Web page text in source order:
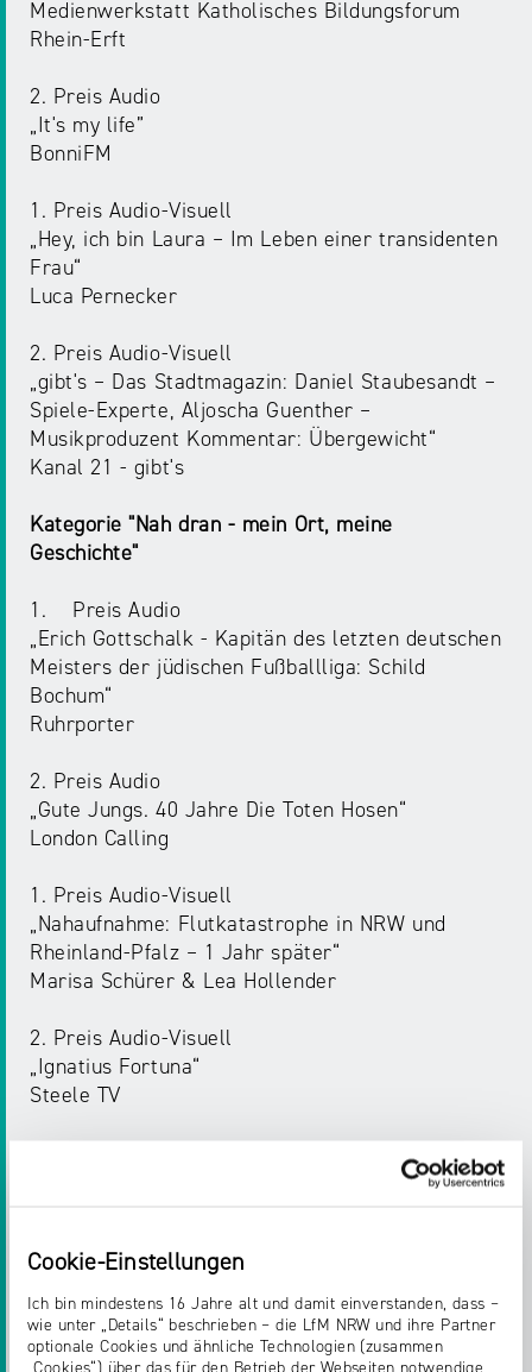
Cookie-Einstellungen
Ich bin mindestens 16 Jahre alt und damit einverstanden, dass –
wie unter „Details“ beschrieben – die LfM NRW und ihre Partner
optionale Cookies und ähnliche Technologien (zusammen
Medienwerkstatt Katholisches Bildungsforum
Rhein-Erft
2. Preis Audio
„It's my life”
BonniFM
1. Preis Audio-Visuell
„Hey, ich bin Laura – Im Leben einer transidenten
Frau“
Luca Pernecker
2. Preis Audio-Visuell
„gibt's – Das Stadtmagazin: Daniel Staubesandt –
Spiele-Experte, Aljoscha Guenther –
Musikproduzent Kommentar: Übergewicht“
Kanal 21 - gibt's
Kategorie "Nah dran - mein Ort, meine
Geschichte"
1. Preis Audio
„Erich Gottschalk - Kapitän des letzten deutschen
Meisters der jüdischen Fußballliga: Schild
Bochum“
Ruhrporter
2. Preis Audio
„Gute Jungs. 40 Jahre Die Toten Hosen“
London Calling
1. Preis Audio-Visuell
„Nahaufnahme: Flutkatastrophe in NRW und
Rheinland-Pfalz – 1 Jahr später“
Marisa Schürer & Lea Hollender
2. Preis Audio-Visuell
„Ignatius Fortuna“
Steele TV
Daniela de Wall
2. Preis Audio
„Helfer für Geflohene„